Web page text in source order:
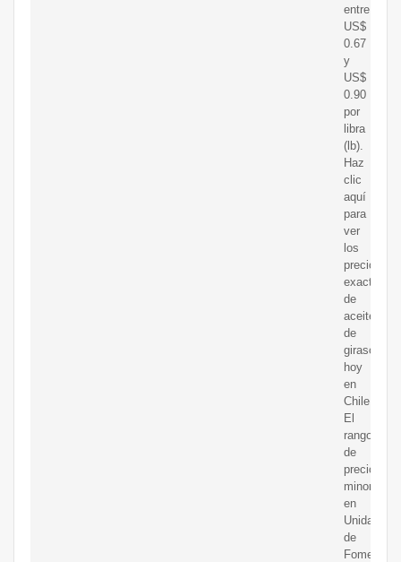
entre
US$
0.67
y
US$
0.90
por
libra
(lb).
Haz
clic
aquí
para
ver
los
precios
exactos
de
aceite
de
girasol
hoy
en
Chile.
El
rango
de
precios
minoristas
en
Unidad
de
Fomento